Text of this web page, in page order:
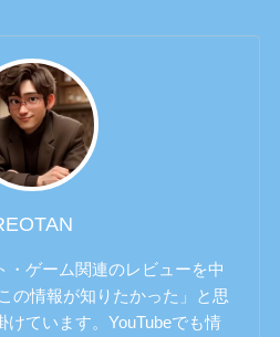
・ゲーム関連のレビューを中
の情報が知りたかった」と思
けています。YouTubeでも情